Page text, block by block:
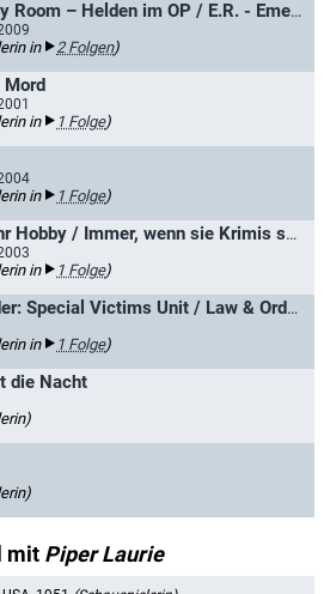
Emergency Room – Helden im OP / E.R. - Emergency Room
in 2 Folgen)
Mord
in 1 Folge)
in 1 Folge)
Mord ist ihr Hobby / Immer, wenn sie Krimis schrieb
in 1 Folge)
Law & Order: Special Victims Unit / Law & Order: New York
in 1 Folge)
die Nacht
mit Piper Laurie